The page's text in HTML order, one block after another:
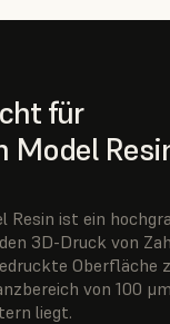
für
Model
Resin ist ein
3D-Druck von
Oberfläche
von 100
liegt.